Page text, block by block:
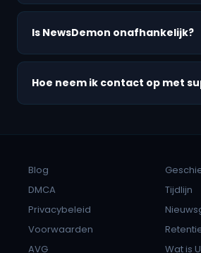
Is NewsDemon onafhankelijk?
Hoe neem ik contact op met
Blog
DMCA
Privacybeleid
Voorwaarden
AVG
Tijdlijn
Wat is